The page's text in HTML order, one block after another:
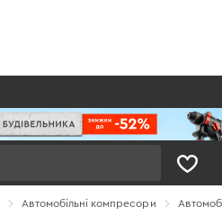
Автомобільні компресори